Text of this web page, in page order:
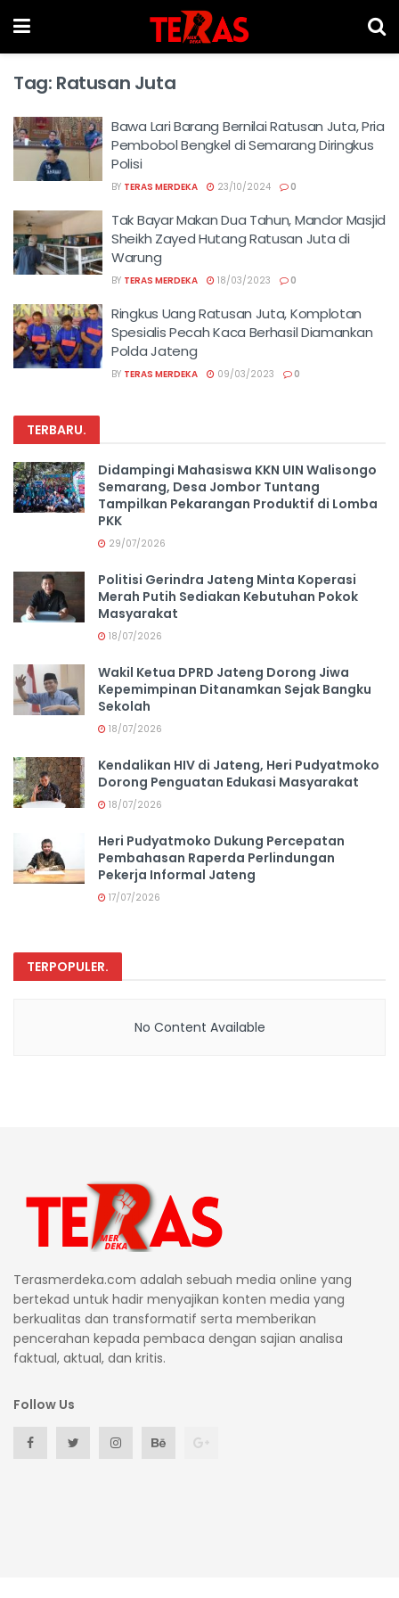
Tag: Ratusan Juta
Bawa Lari Barang Bernilai Ratusan Juta, Pria
Pembobol Bengkel di Semarang Diringkus
Polisi
BY TERAS MERDEKA 23/10/2024 0
Tak Bayar Makan Dua Tahun, Mandor Masjid
Sheikh Zayed Hutang Ratusan Juta di
Warung
BY TERAS MERDEKA 18/03/2023 0
Ringkus Uang Ratusan Juta, Komplotan
Spesialis Pecah Kaca Berhasil Diamankan
Polda Jateng
BY TERAS MERDEKA 09/03/2023 0
TERBARU.
Didampingi Mahasiswa KKN UIN Walisongo
Semarang, Desa Jombor Tuntang
Tampilkan Pekarangan Produktif di Lomba
PKK
29/07/2026
Politisi Gerindra Jateng Minta Koperasi
Merah Putih Sediakan Kebutuhan Pokok
Masyarakat
18/07/2026
Wakil Ketua DPRD Jateng Dorong Jiwa
Kepemimpinan Ditanamkan Sejak Bangku
Sekolah
18/07/2026
Kendalikan HIV di Jateng, Heri Pudyatmoko
Dorong Penguatan Edukasi Masyarakat
18/07/2026
Heri Pudyatmoko Dukung Percepatan
Pembahasan Raperda Perlindungan
Pekerja Informal Jateng
17/07/2026
TERPOPULER.
No Content Available
Terasmerdeka.com adalah sebuah media online yang
bertekad untuk hadir menyajikan konten media yang
berkualitas dan transformatif serta memberikan
pencerahan kepada pembaca dengan sajian analisa
faktual, aktual, dan kritis.
Follow Us